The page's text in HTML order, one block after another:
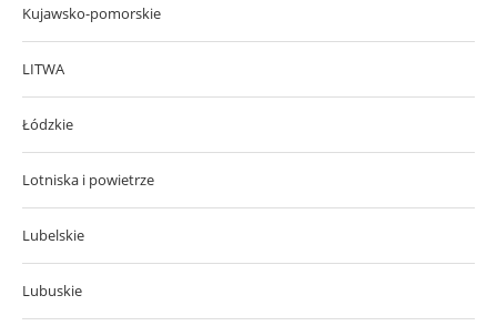
Kujawsko-pomorskie
LITWA
Łódzkie
Lotniska i powietrze
Lubelskie
Lubuskie